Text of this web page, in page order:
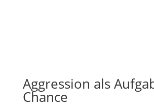
Aggression als
Chance